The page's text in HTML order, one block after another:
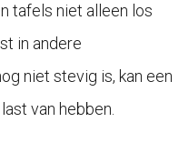
tafels niet alleen los
in andere
niet stevig is, kan een
van hebben.